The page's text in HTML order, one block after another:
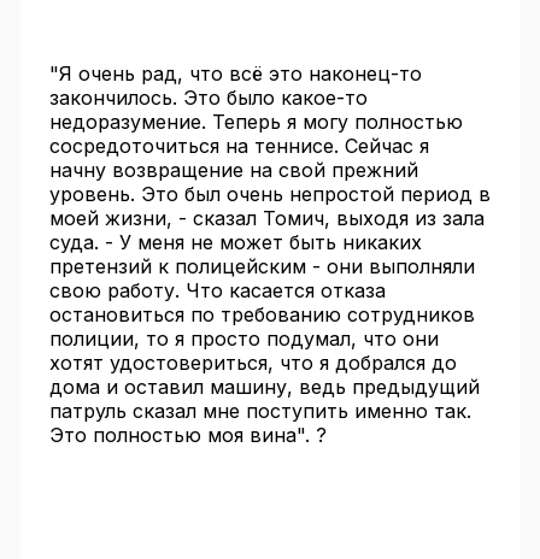
"Я очень рад, что всё это наконец-то
закончилось. Это было какое-то
недоразумение. Теперь я могу полностью
сосредоточиться на теннисе. Сейчас я
начну возвращение на свой прежний
уровень. Это был очень непростой период в
моей жизни, - сказал Томич, выходя из зала
суда. - У меня не может быть никаких
претензий к полицейским - они выполняли
свою работу. Что касается отказа
остановиться по требованию сотрудников
полиции, то я просто подумал, что они
хотят удостовериться, что я добрался до
дома и оставил машину, ведь предыдущий
патруль сказал мне поступить именно так.
Это полностью моя вина". ?